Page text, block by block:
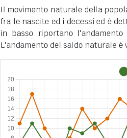
Il movimento naturale della
fra le nascite ed i decessi ed è
in basso riportano
L'andamento del saldo naturale